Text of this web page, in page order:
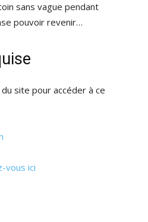
sans vague pendant
pouvoir revenir…
site pour accéder à ce
vous ici